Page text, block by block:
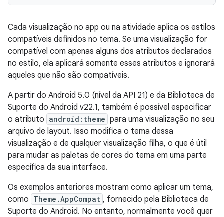
Cada visualização no app ou na atividade aplica os estilos
compatíveis definidos no tema. Se uma visualização for
compatível com apenas alguns dos atributos declarados
no estilo, ela aplicará somente esses atributos e ignorará
aqueles que não são compatíveis.
A partir do Android 5.0 (nível da API 21) e da Biblioteca de
Suporte do Android v22.1, também é possível especificar
o atributo android:theme para uma visualização no seu
arquivo de layout. Isso modifica o tema dessa
visualização e de qualquer visualização filha, o que é útil
para mudar as paletas de cores do tema em uma parte
específica da sua interface.
Os exemplos anteriores mostram como aplicar um tema,
como Theme.AppCompat , fornecido pela Biblioteca de
Suporte do Android. No entanto, normalmente você quer